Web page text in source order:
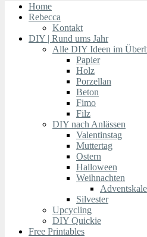
Home
Rebecca
Kontakt
DIY | Rund ums Jahr
Alle DIY Ideen im
Papier
Holz
Porzellan
Beton
Fimo
Filz
DIY nach Anlässen
Valentinstag
Muttertag
Ostern
Halloween
Weihnachten
Silvester
Upcycling
DIY Quickie
Free Printables